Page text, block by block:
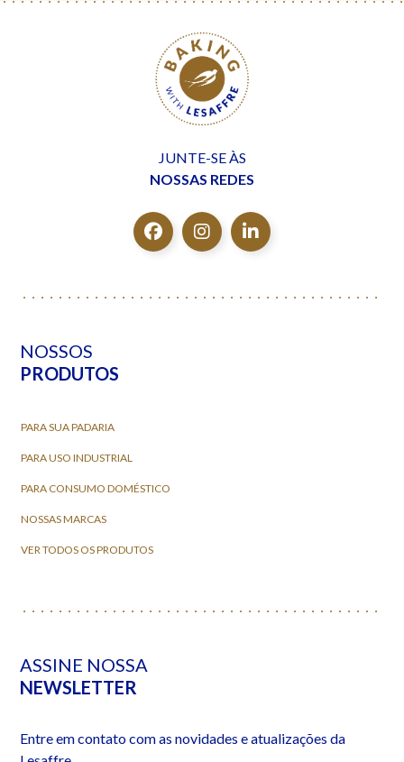
JUNTE-SE ÀS
NOSSAS REDES
NOSSOS
PRODUTOS
PARA SUA PADARIA
PARA USO INDUSTRIAL
PARA CONSUMO DOMÉSTICO
NOSSAS MARCAS
VER TODOS OS PRODUTOS
ASSINE NOSSA
NEWSLETTER
Entre em contato com as novidades e atualizações da